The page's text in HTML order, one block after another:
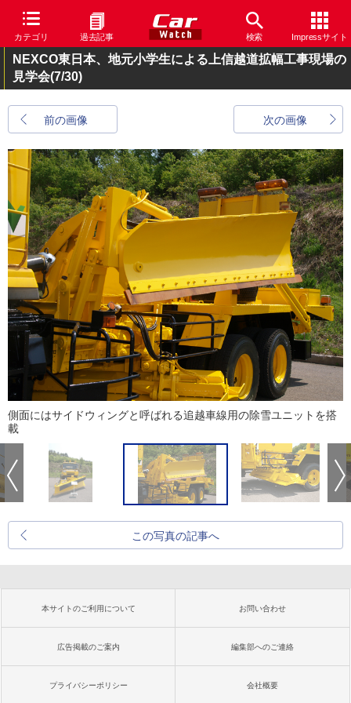
カテゴリ 過去記事 検索 Impressサイト
NEXCO東日本、地元小学生による上信越道拡幅工事現場の
見学会(7/30)
前の画像 次の画像
側面にはサイドウィングと呼ばれる追越車線用の除雪ユニットを搭
載
この写真の記事へ
本サイトのご利用について お問い合わせ
広告掲載のご案内 編集部へのご連絡
プライバシーポリシー 会社概要